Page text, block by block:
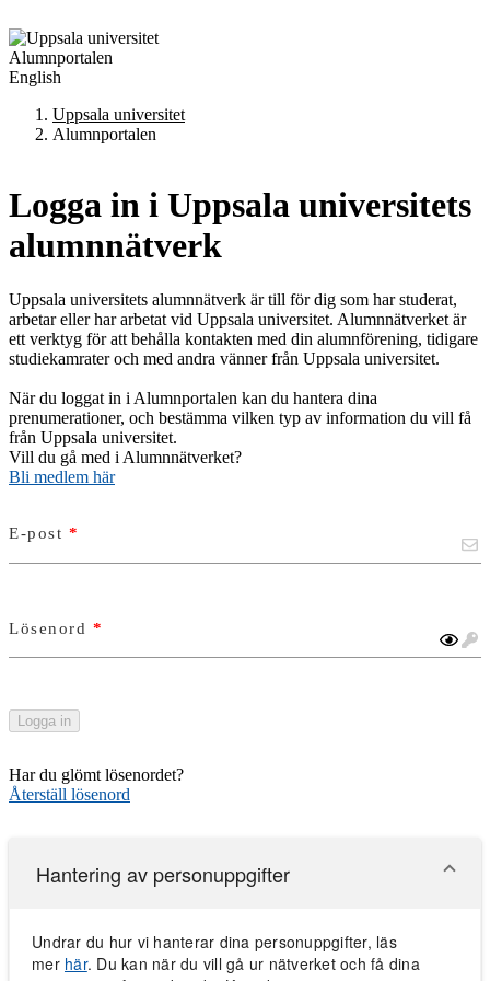
Alumnportalen
English
Uppsala universitet
Alumnportalen
Logga in i Uppsala universitets
alumnnätverk
Uppsala universitets alumnnätverk är till för dig som har studerat,
arbetar eller har arbetat vid Uppsala universitet. Alumnnätverket är
ett verktyg för att behålla kontakten med din alumnförening, tidigare
studiekamrater och med andra vänner från Uppsala universitet.
När du loggat in i Alumnportalen kan du hantera dina
prenumerationer, och bestämma vilken typ av information du vill få
från Uppsala universitet.
Vill du gå med i Alumnnätverket?
Bli medlem här
E-post *
Lösenord *
Logga in
Har du glömt lösenordet?
Återställ lösenord
Hantering av personuppgifter
Undrar du hur vi hanterar dina personuppgifter, läs
mer här. Du kan när du vill gå ur nätverket och få dina